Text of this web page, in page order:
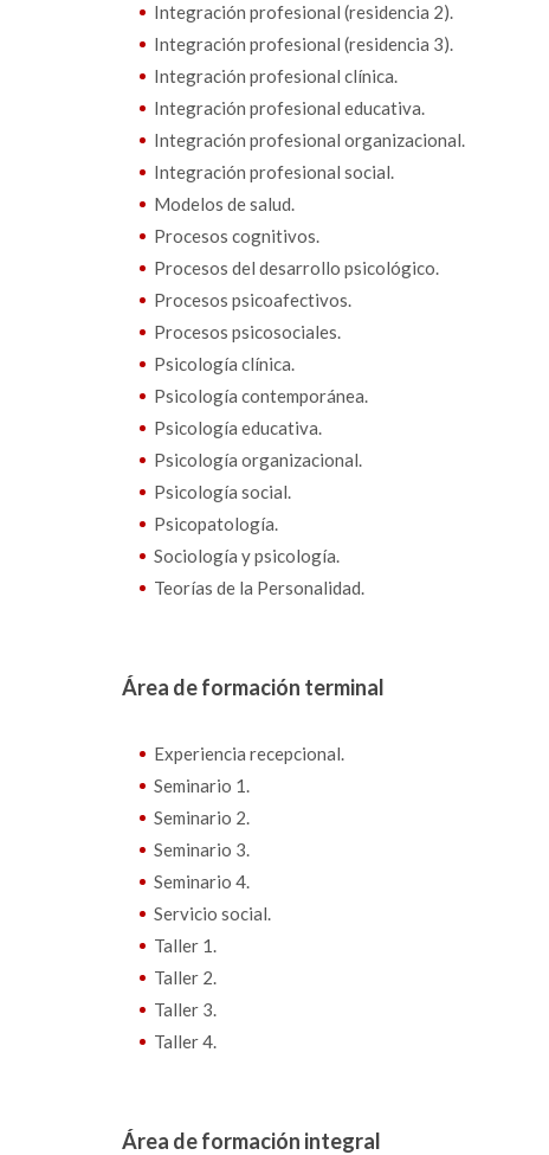
Integración profesional (residencia 2).
Integración profesional (residencia 3).
Integración profesional clínica.
Integración profesional educativa.
Integración profesional organizacional.
Integración profesional social.
Modelos de salud.
Procesos cognitivos.
Procesos del desarrollo psicológico.
Procesos psicoafectivos.
Procesos psicosociales.
Psicología clínica.
Psicología contemporánea.
Psicología educativa.
Psicología organizacional.
Psicología social.
Psicopatología.
Sociología y psicología.
Teorías de la Personalidad.
Área de formación terminal
Experiencia recepcional.
Seminario 1.
Seminario 2.
Seminario 3.
Seminario 4.
Servicio social.
Taller 1.
Taller 2.
Taller 3.
Taller 4.
Área de formación integral